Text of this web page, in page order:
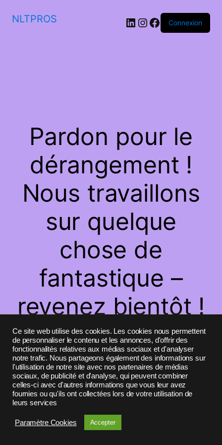
NLTPROS LinkedIn
Instagram
Facebook
Connexion
Pardon pour le
dérangement !
Nous travaillons
sur quelque
chose de
fantastique –
revenez bientôt !
Ce site web utilise des cookies. Les cookies nous permettent
de personnaliser le contenu et les annonces, d'offrir des
fonctionnalités relatives aux médias sociaux et d'analyser
notre trafic. Nous partageons également des informations sur
l'utilisation de notre site avec nos partenaires de médias
sociaux, de publicité et d'analyse, qui peuvent combiner
celles-ci avec d'autres informations que vous leur avez
fournies ou qu'ils ont collectées lors de votre utilisation de
leurs services
Paramètre Cookies Accepter